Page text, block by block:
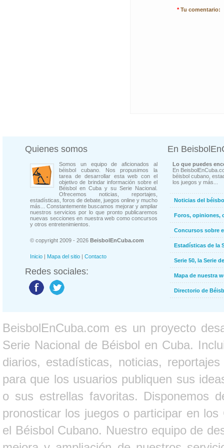
* Tu comentario:
Quienes somos
Somos un equipo de aficionados al
béisbol cubano. Nos propusimos la
tarea de desarrollar esta web con el
objetivo de brindar información sobre el
Béisbol en Cuba y su Serie Nacional.
Ofrecemos noticias, reportajes,
estadísticas, foros de debate, juegos online y mucho
más... Constantemente buscamos mejorar y ampliar
nuestros servicios por lo que pronto publicaremos
nuevas secciones en nuestra web como concursos
y otros entretenimientos.
© copyright 2009 - 2026 BeisbolEnCuba.com
Inicio | Mapa del sitio | Contacto
Redes sociales:
En
Lo que puedes
En
béisbol cubano,
los juegos y más...
Noticias del
Foros, opiniones,
Concursos sobre
Estadísticas de la
Serie 50, la Serie
Mapa de nuestra
Directorio de
BeisbolEnCuba.com es un proyecto
Serie Nacional de Béisbol en Cuba.
diarios, estadísticas, noticias,
para que los usuarios publiquen sus
o sus estrellas favoritas. Disponemos
pronosticar los juegos o participar en
el Béisbol Cubano. Nuestro equipo de